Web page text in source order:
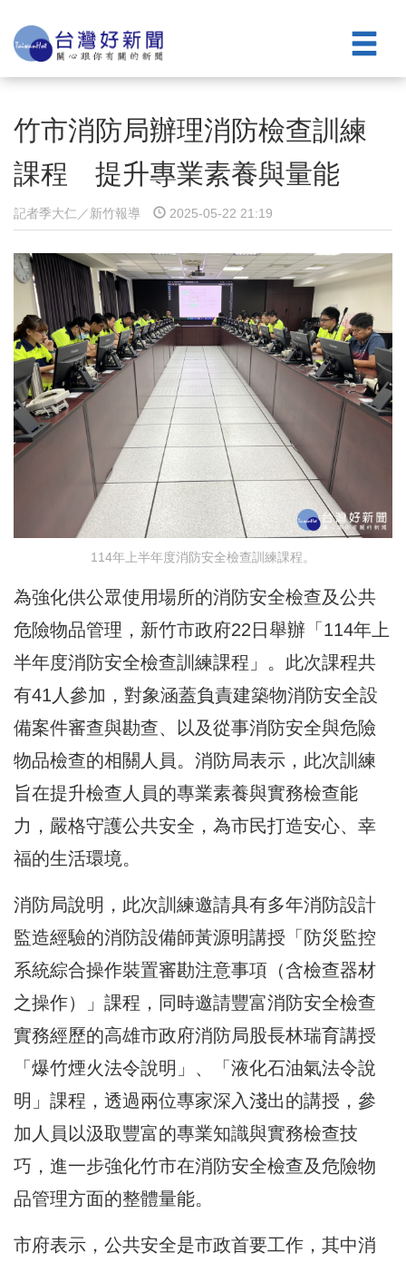
竹市消防局辦理消防檢查訓練
課程 提升專業素養與量能
記者季大仁／新竹報導 2025-05-22 21:19
114年上半年度消防安全檢查訓練課程。
為強化供公眾使用場所的消防安全檢查及公共
危險物品管理，新竹市政府22日舉辦「114年上
半年度消防安全檢查訓練課程」。此次課程共
有41人參加，對象涵蓋負責建築物消防安全設
備案件審查與勘查、以及從事消防安全與危險
物品檢查的相關人員。消防局表示，此次訓練
旨在提升檢查人員的專業素養與實務檢查能
力，嚴格守護公共安全，為市民打造安心、幸
福的生活環境。
消防局說明，此次訓練邀請具有多年消防設計
監造經驗的消防設備師黃源明講授「防災監控
系統綜合操作裝置審勘注意事項（含檢查器材
之操作）」課程，同時邀請豐富消防安全檢查
實務經歷的高雄市政府消防局股長林瑞育講授
「爆竹煙火法令說明」、「液化石油氣法令說
明」課程，透過兩位專家深入淺出的講授，參
加人員以汲取豐富的專業知識與實務檢查技
巧，進一步強化竹市在消防安全檢查及危險物
品管理方面的整體量能。
市府表示，公共安全是市政首要工作，其中消